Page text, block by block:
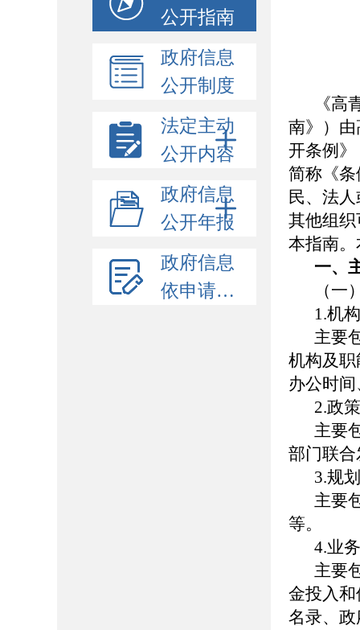
公开指南
政府信息
公开制度
法定主动
公开内容
政府信息
公开年报
政府信息
依申请公开
《
南》）
开条例
简称《
民、法
其他组织
本指南
一、
（
1.机
主要
机构及
办公时
2.政
主要
部门联
3.规
主要
等。
4.业
主要
金投入
名录、